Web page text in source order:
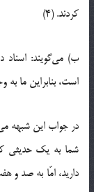
کردند. (4)
ب) می‌گویند:
است، بنابراین ما به
در جواب این شبهه
شما به یک حدیثی
دارید، امّا به صد و